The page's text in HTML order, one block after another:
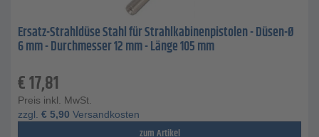
Ersatz-Strahldüse Stahl für Strahlkabinenpistolen - Düsen-Ø
6 mm - Durchmesser 12 mm - Länge 105 mm
€17,81
Preis inkl. MwSt.
zzgl. € 5,90 Versandkosten
zum Artikel